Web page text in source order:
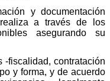
y documentación
a través de los
asegurando su
fiscalidad, contratación
y forma, y de acuerdo